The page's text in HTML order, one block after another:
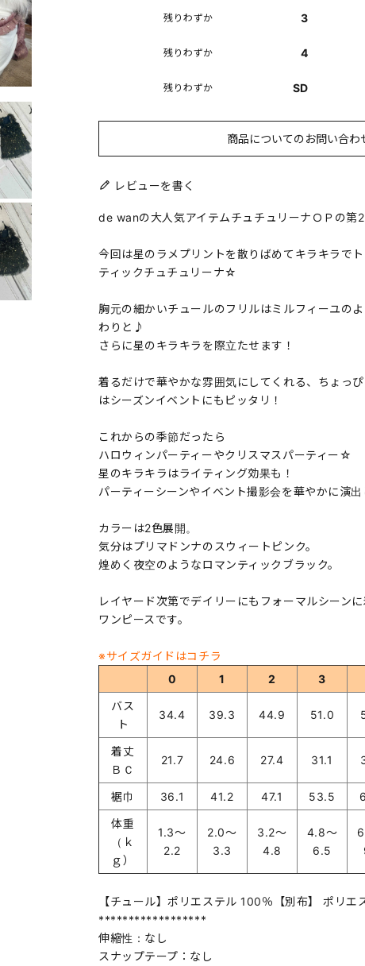
3
残りわずか
4
残りわずか
SD
残りわずか
商品についてのお問い合わ
レビューを書く
de wanの大人気アイテムチュチュリーナＯＰの第2
今回は星のラメプリントを散りばめてキラキラで
ティックチュチュリーナ☆
胸元の細かいチュールのフリルはミルフィーユの
わりと♪
さらに星のキラキラを際立たせます！
着るだけで華やかな雰囲気にしてくれる、ちょっ
はシーズンイベントにもピッタリ！
これからの季節だったら
ハロウィンパーティーやクリスマスパーティー☆
星のキラキラはライティング効果も！
パーティーシーンやイベント撮影会を華やかに演
カラーは2色展開。
気分はプリマドンナのスウィートピンク。
煌めく夜空のようなロマンティックブラック。
レイヤード次第でデイリーにもフォーマルシーン
ワンピースです。
※サイズガイドはコチラ
0
1 2 3
バス
ト
34.4 39.3 44.9 51.0
着丈
ＢＣ
21.7 24.6 27.4 31.1
裾巾 36.1 41.2 47.1 53.5
体重
（ｋ
ｇ）
1.3～
2.2
2.0～
3.3
3.2～
4.8
4.8～
6.5
【チュール】ポリエステル 100％【別布】 ポリエ
******************
伸縮性：なし
スナップテープ：なし